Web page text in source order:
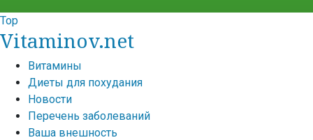
Top
Vitaminov.net
Витамины
Диеты для похудания
Новости
Перечень заболеваний
Ваша внешность